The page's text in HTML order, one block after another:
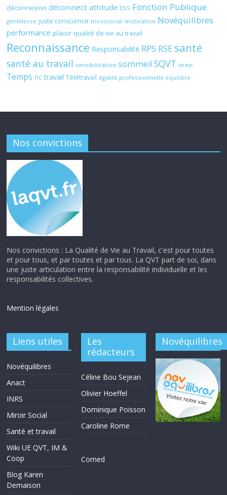
déconnexion déconnect attitude ESS Fonction Publique
gentillesse juste conscience miroirsocial motivation Novéquilibres
performance plaisir qualité de vie au travail
Reconnaissance Responsabilité RPS RSE santé
santé au travail sensibilisation sommeil SQVT stress
Temps TIC travail Télétravail égalité professionnelle équilibre
Nos convictions
Nos convictions : La Qualité de Vie au Travail, c'est pour toutes
et pour tous, et par toutes et par tous. La QVT part de soi, dans
une juste articulation entre la responsabilité individuelle et les
responsabilités collectives.
Mention légales
Liens utiles
Novéquilibres
Anact
INRS
Miroir Social
Santé et travail
Wiki UE QVT, IM &
Coop
Blog Karen
Demaison
Les
rédacteurs
Céline Bou Sejean
Olivier Hoeffel
Dominique Poisson
Caroline Rome
Comed
Novéquilibres